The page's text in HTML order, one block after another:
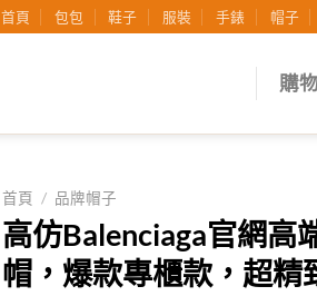
首頁 包包 鞋子 服裝 手錶 帽子
購
首頁 / 品牌帽子
高仿Balenciaga官網高
帽，爆款專櫃款，超精